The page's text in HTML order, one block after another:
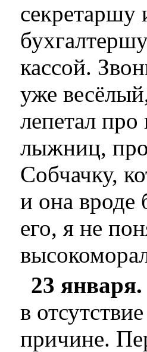
секретаршу
кассой.
уже
лепетал про
лыжниц,
Собчачку,
и она вроде
его, я не
23 января.
в
причине.